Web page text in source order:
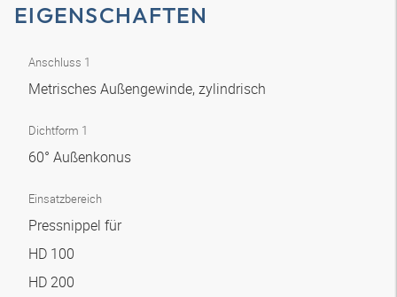
EIGENSCHAFTEN
Anschluss 1
Metrisches Außengewinde, zylindrisch
Dichtform 1
60° Außenkonus
Einsatzbereich
Pressnippel für
HD 100
HD 200